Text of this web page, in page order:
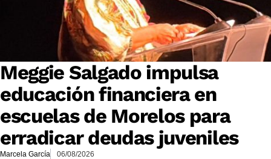
Meggie Salgado impulsa
educación financiera en
escuelas de Morelos para
erradicar deudas juveniles
Marcela García 06/08/2026